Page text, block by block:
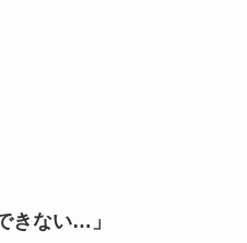
きない…」